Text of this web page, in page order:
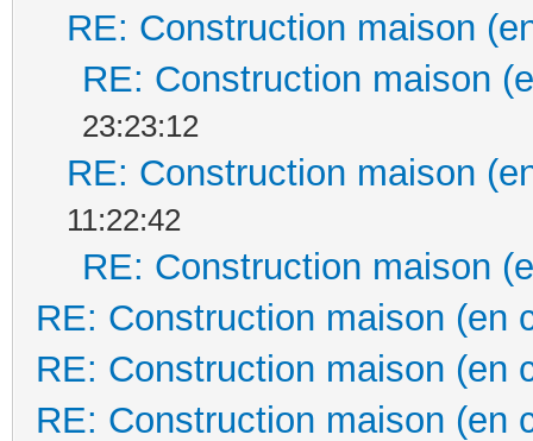
RE: Construction maison
RE: Construction maison
23:23:12
RE: Construction maison
11:22:42
RE: Construction maison
RE: Construction maison (en
RE: Construction maison (en
RE: Construction maison (en